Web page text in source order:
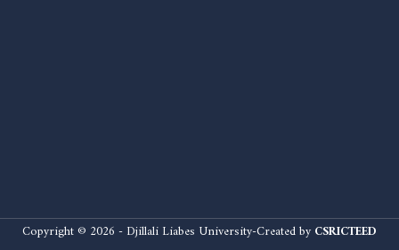
Copyright © 2026 - Djillali Liabes University-Created by CSRICTEED